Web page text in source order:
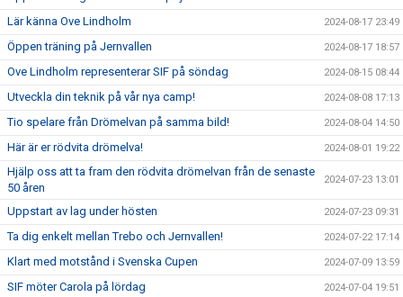
Lär känna Ove Lindholm 2024-08-17 23:49
Öppen träning på Jernvallen 2024-08-17 18:57
Ove Lindholm representerar SIF på söndag 2024-08-15 08:44
Utveckla din teknik på vår nya camp! 2024-08-08 17:13
Tio spelare från Drömelvan på samma bild! 2024-08-04 14:50
Här är er rödvita drömelva! 2024-08-01 19:22
Hjälp oss att ta fram den rödvita drömelvan från de senaste
50 åren
2024-07-23 13:01
Uppstart av lag under hösten 2024-07-23 09:31
Ta dig enkelt mellan Trebo och Jernvallen! 2024-07-22 17:14
Klart med motstånd i Svenska Cupen 2024-07-09 13:59
SIF möter Carola på lördag 2024-07-04 19:51